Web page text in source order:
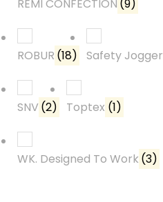
REMI CONFECTION (9)
ROBUR (18) Safety Jogger
SNV(2) Toptex (1)
WK. Designed To Work (3)